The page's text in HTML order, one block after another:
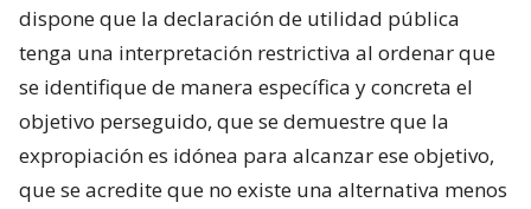
dispone que la declaración de utilidad pública
tenga una interpretación restrictiva al ordenar que
se identifique de manera específica y concreta el
objetivo perseguido, que se demuestre que la
expropiación es idónea para alcanzar ese objetivo,
que se acredite que no existe una alternativa menos